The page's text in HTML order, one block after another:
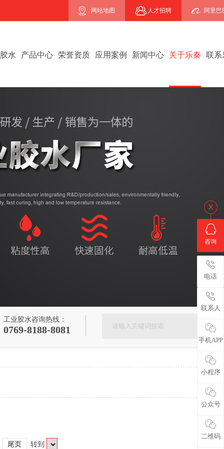
网站地图 人才招聘 阿里巴
水 产品中心 荣誉资质 应用案例 新闻中心 关于乐秦 联系
工业胶水咨询热线：
0769-8188-8081
尾页 转到
咨询
电话
联系人
手机APP
小程序
公众号
二维码